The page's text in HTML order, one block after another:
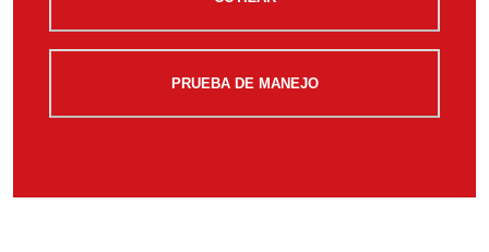
PRUEBA DE MANEJO